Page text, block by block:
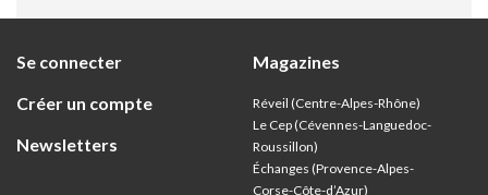
Se connecter
Créer un compte
Newsletters
Magazines
Réveil (Centre-Alpes-Rhône)
Le Cep (Cévennes-Languedoc-
Roussillon)
Échanges (Provence-Alpes-
Corse-Côte-d’Azur)